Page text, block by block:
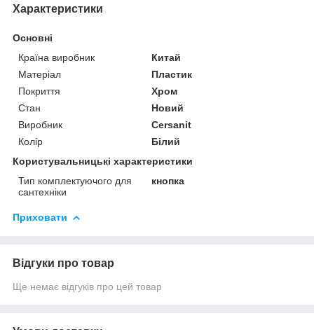
Характеристики
Основні
Країна виробник
Китай
Матеріал
Пластик
Покриття
Хром
Стан
Новий
Виробник
Cersanit
Колір
Білий
Користувальницькі характеристики
Тип комплектуючого для
сантехніки
кнопка
Приховати
Відгуки про товар
Ще немає відгуків про цей товар